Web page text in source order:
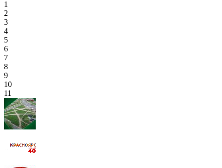
1
2
3
4
5
6
7
8
9
10
11